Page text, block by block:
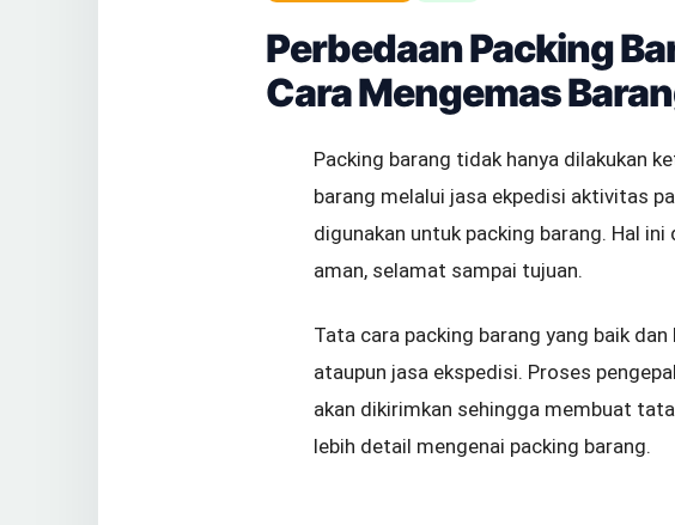
Perbedaan Packing
Cara Mengemas
Packing barang tidak hanya dilakukan
barang melalui jasa ekpedisi aktivitas
digunakan untuk packing barang. Hal
aman, selamat sampai tujuan.
Tata cara packing barang yang baik
ataupun jasa ekspedisi. Proses
akan dikirimkan sehingga membuat
lebih detail mengenai packing barang.